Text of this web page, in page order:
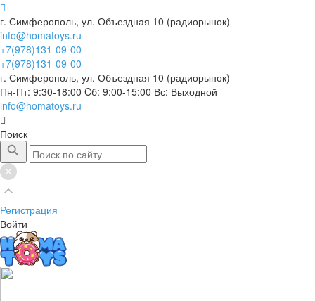
г. Симферополь, ул. Объездная 10 (радиорынок)
info@homatoys.ru
+7(978)131-09-00
+7(978)131-09-00
г. Симферополь, ул. Объездная 10 (радиорынок)
Пн-Пт: 9:30-18:00 Cб: 9:00-15:00 Вс: Выходной
info@homatoys.ru
Поиск
Регистрация
Войти